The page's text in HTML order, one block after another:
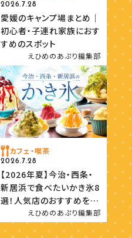
2026.7.28
愛媛のキャンプ場まとめ｜
初心者・子連れ家族におす
すめのスポット
えひめのあぷり編集部
カフェ・喫茶
2026.7.28
【2026年夏】今治・西条・
新居浜で食べたいかき氷8
選！人気店のおすすめを紹
えひめのあぷり編集部